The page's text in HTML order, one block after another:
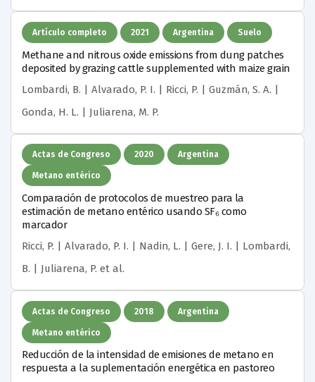
Artículo completo 2021 Argentina Suelo
Methane and nitrous oxide emissions from dung patches
deposited by grazing cattle supplemented with maize grain
Lombardi, B. | Alvarado, P. I. | Ricci, P. | Guzmán, S. A. |
Gonda, H. L. | Juliarena, M. P.
Actas de Congreso 2020 Argentina
Metano entérico
Comparación de protocolos de muestreo para la
estimación de metano entérico usando SF₆ como
marcador
Ricci, P. | Alvarado, P. I. | Nadin, L. | Gere, J. I. | Lombardi,
B. | Juliarena, P. et al.
Actas de Congreso 2018 Argentina
Metano entérico
Reducción de la intensidad de emisiones de metano en
respuesta a la suplementación energética en pastoreo